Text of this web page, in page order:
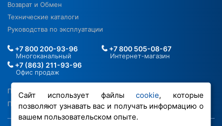
Сайт использует файлыcookie, которые
позволяют узнавать вас и получать информацию о
вашем пользовательском опыте.
Возврат и Обмен
Технические каталоги
Руководства по эксплуатации
Политика в отношении ПДН
Политика обработки файлов cookie
+7 800 200-93-96
Многоканальный
+7 800 505-08-67
Интернет-магазин
+7 (863) 211-93-96
Офис продаж